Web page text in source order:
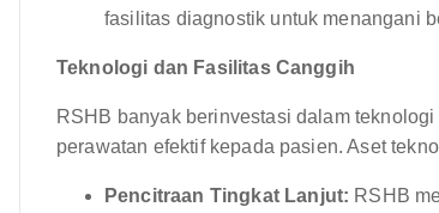
fasilitas diagnostik untuk menangani
Teknologi dan Fasilitas Canggih
RSHB banyak berinvestasi dalam
perawatan efektif kepada pasien. Aset
Pencitraan Tingkat Lanjut: RSHB